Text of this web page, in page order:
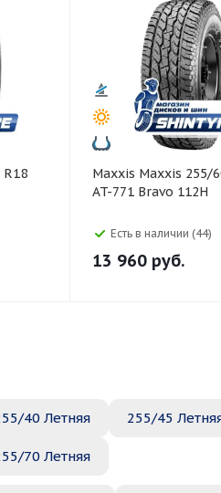
Maxxis Maxxis 255/60 R18
AT-771 Bravo 112H
Есть в наличии (44)
13 960 руб.
40 Летняя 255/45
70 Летняя